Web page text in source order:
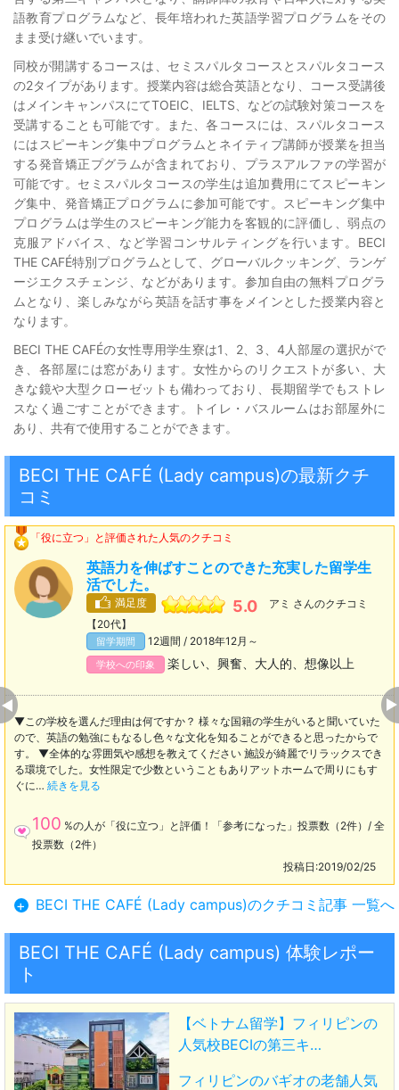
語教育プログラムなど、長年培われた英語学習プログラムをその
まま受け継いでいます。
同校が開講するコースは、セミスパルタコースとスパルタコース
の2タイプがあります。授業内容は総合英語となり、コース受講後
はメインキャンパスにてTOEIC、IELTS、などの試験対策コースを
受講することも可能です。また、各コースには、スパルタコース
にはスピーキング集中プログラムとネイティブ講師が授業を担当
する発音矯正プグラムが含まれており、プラスアルファの学習が
可能です。セミスパルタコースの学生は追加費用にてスピーキン
グ集中、発音矯正プログラムに参加可能です。スピーキング集中
プログラムは学生のスピーキング能力を客観的に評価し、弱点の
克服アドバイス、など学習コンサルティングを行います。BECI
THE CAFÉ特別プログラムとして、グローバルクッキング、ランゲ
ージエクスチェンジ、などがあります。参加自由の無料プログラ
ムとなり、楽しみながら英語を話す事をメインとした授業内容と
なります。
BECI THE CAFÉの女性専用学生寮は1、2、3、4人部屋の選択がで
き、各部屋には窓があります。女性からのリクエストが多い、大
きな鏡や大型クローゼットも備わっており、長期留学でもストレ
スなく過ごすことができます。トイレ・バスルームはお部屋外に
あり、共有で使用することができます。
BECI THE CAFÉ (Lady campus)の最新クチ
コミ
「役に立つ」と評価された人気のクチコミ
英語力を伸ばすことのできた充実した留学生
活でした。
満足度 5.0
アミ さんのクチコミ
【20代】
留学期間 12週間 / 2018年12月～
学校への印象 楽しい、興奮、大人的、想像以上
▼この学校を選んだ理由は何ですか？ 様々な国籍の学生がいると聞いていた
ので、英語の勉強にもなるし色々な文化を知ることができると思ったからで
す。 ▼全体的な雰囲気や感想を教えてください 施設が綺麗でリラックスでき
る環境でした。女性限定で少数ということもありアットホームで周りにもす
ぐに… 続きを見る
100 %の人が「役に立つ」と評価！「参考になった」投票数（2件）/ 全
投票数（2件）
投稿日:2019/02/25
+ BECI THE CAFÉ (Lady campus)のクチコミ記事 一覧へ
BECI THE CAFÉ (Lady campus) 体験レポー
ト
【ベトナム留学】フィリピンの
人気校BECIの第三キ…
フィリピンのバギオの老舗人気